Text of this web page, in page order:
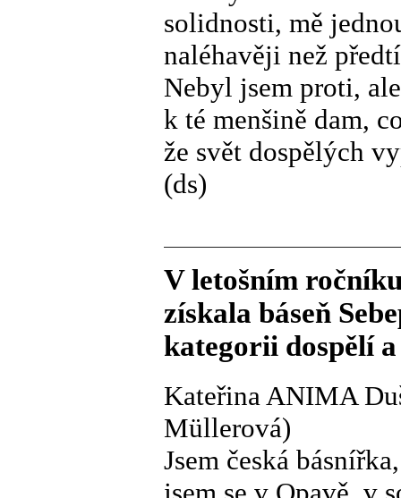
solidnosti, mě
naléhavěji než
Nebyl jsem proti,
k té menšině dam,
že svět dospělých
(ds)
V letošním
získala báseň
kategorii dospělí
Kateřina ANIMA
Müllerová)
Jsem česká